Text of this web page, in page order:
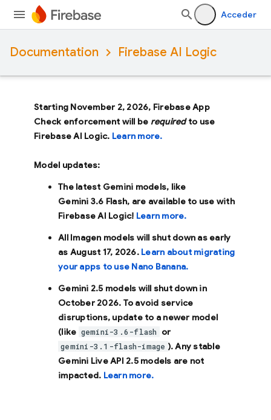
Acceder
Documentation Firebase AI Logic
Starting November 2, 2026, Firebase App
Check enforcement will be requiredto use
Firebase AI Logic. Learn more.
Model updates:
The latest Gemini models, like
Gemini 3.6 Flash, are available to use with
Firebase AI Logic! Learn more.
All Imagen models will shut down as early
as August 17, 2026. Learn about migrating
your apps to use Nano Banana.
Gemini 2.5 models will shut down in
October 2026. To avoid service
disruptions, update to a newer model
(like gemini-3.6-flash or
gemini-3.1-flash-image ). Any stable
Gemini Live API 2.5 models are not
impacted. Learn more.